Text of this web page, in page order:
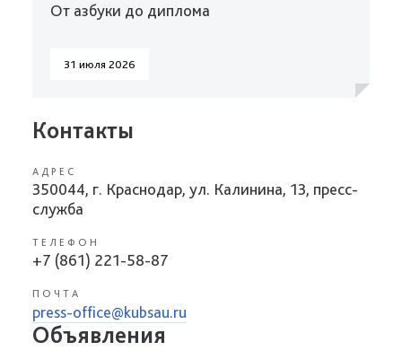
От азбуки до диплома
31 июля 2026
Контакты
АДРЕС
350044, г. Краснодар, ул. Калинина, 13, пресс-
служба
ТЕЛЕФОН
+7 (861) 221-58-87
ПОЧТА
press-office@kubsau.ru
Объявления